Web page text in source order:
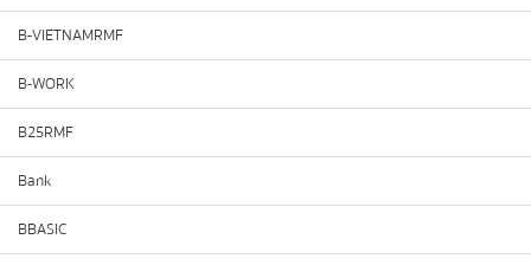
B-VIETNAMRMF
B-WORK
B25RMF
Bank
BBASIC